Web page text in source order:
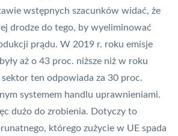
wstępnych szacunków widać, że
drodze do tego, by wyeliminować
prądu. W 2019 r. roku emisje
aż o 43 proc. niższe niż w roku
ten odpowiada za 30 proc.
systemem handlu uprawnieniami.
dużo do zrobienia. Dotyczy to
którego zużycie w UE spada